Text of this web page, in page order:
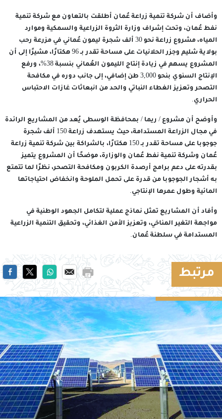
وأضاف أن شركة تنمية زراعة عُمان أطلقت بالتعاون مع شركة تنمية
نفط عُمان، وتحت إشراف وزارة الثروة الزراعية والسمكية وموارد
المياه، مشروع زراعة نحو 30 ألف شجرة ليمون عُماني في مزرعة رحب
بولاية شليم وجزر الحلانيات على مساحة تقدر بـ 96 هكتارًا، مشيرًا إلى أن
المشروع يسهم في زيادة إنتاج الليمون العُماني بنسبة 38%، ورفع
الإنتاج السنوي بنحو 3,000 طن إضافي، إلى جانب دوره في مكافحة
التصحر وتعزيز الغطاء النباتي والحد من انبعاثات غازات الاحتباس
الحراري.
وأوضح أن مشروع / ريما / بمحافظة الوسطى يُعد من المشاريع الرائدة
في مجال الزراعة المستدامة، حيث يستهدف زراعة 150 ألف شجرة
جوجوبا على مساحة تقدر بـ 150 هكتارًا، بالشراكة بين شركة تنمية زراعة
عُمان وشركة تنمية نفط عُمان والوزارة، موضحًا أن المشروع يتميز
بقدرته على دعم برامج أرصدة الكربون ومكافحة التصحر، نظرًا لما تتمتع
به أشجار الجوجوبا من قدرة على تحمل الملوحة وانخفاض احتياجاتها
المائية وطول عمرها الإنتاجي.
وأفاد أن المشاريع تمثل نماذج عملية لتكامل الجهود الوطنية في
مواجهة التغير المناخي، وتعزيز الأمن الغذائي، وتحقيق التنمية الزراعية
المستدامة في سلطنة عُمان.
مرتبط